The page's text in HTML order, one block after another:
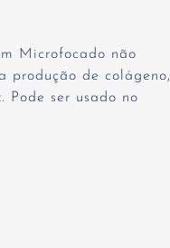
Microfocado não
produção de colágeno,
Pode ser usado no